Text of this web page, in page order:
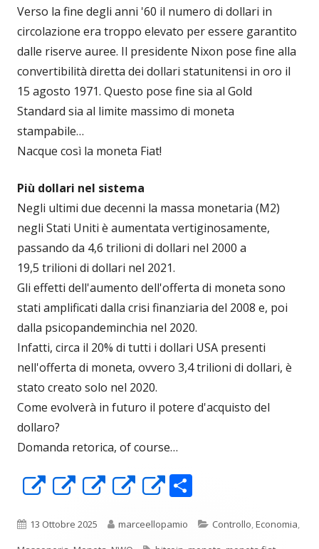
Verso la fine degli anni '60 il numero di dollari in
circolazione era troppo elevato per essere garantito
dalle riserve auree. Il presidente Nixon pose fine alla
convertibilità diretta dei dollari statunitensi in oro il
15 agosto 1971. Questo pose fine sia al Gold
Standard sia al limite massimo di moneta
stampabile…
Nacque così la moneta Fiat!
Più dollari nel sistema
Negli ultimi due decenni la massa monetaria (M2)
negli Stati Uniti è aumentata vertiginosamente,
passando da 4,6 trilioni di dollari nel 2000 a
19,5 trilioni di dollari nel 2021.
Gli effetti dell'aumento dell'offerta di moneta sono
stati amplificati dalla crisi finanziaria del 2008 e, poi
dalla psicopandeminchia nel 2020.
Infatti, circa il 20% di tutti i dollari USA presenti
nell'offerta di moneta, ovvero 3,4 trilioni di dollari, è
stato creato solo nel 2020.
Come evolverà in futuro il potere d'acquisto del
dollaro?
Domanda retorica, of course…
Apre
una
Apre
una
Apre
una
Apre
una
Apre
unan
Pubblicato
13 Ottobre 2025 Autore
marceellopamio Categorie
Controllo,Economia,